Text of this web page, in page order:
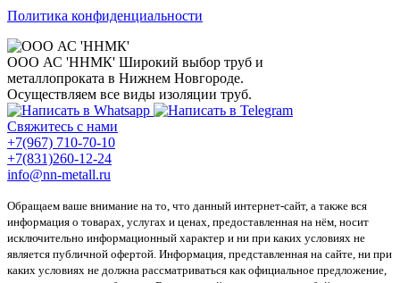
Политика конфиденциальности
ООО АС 'ННМК' Широкий выбор труб и
металлопроката в Нижнем Новгороде.
Осуществляем все виды изоляции труб.
Свяжитесь с нами
+7(967) 710-70-10
+7(831)260-12-24
info@nn-metall.ru
Обращаем ваше внимание на то, что данный интернет-сайт, а также вся
информация о товарах, услугах и ценах, предоставленная на нём, носит
исключительно информационный характер и ни при каких условиях не
является публичной офертой. Информация, представленная на сайте, ни при
каких условиях не должна рассматриваться как официальное предложение,